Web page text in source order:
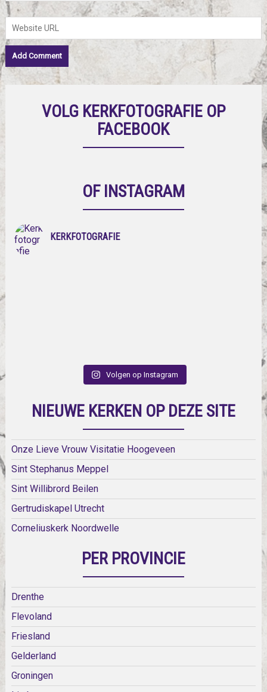
VOLG KERKFOTOGRAFIE OP
FACEBOOK
OF INSTAGRAM
KERKFOTOGRAFIE
Volgen op Instagram
NIEUWE KERKEN OP DEZE SITE
Onze Lieve Vrouw Visitatie Hoogeveen
Sint Stephanus Meppel
Sint Willibrord Beilen
Gertrudiskapel Utrecht
Corneliuskerk Noordwelle
PER PROVINCIE
Drenthe
Flevoland
Friesland
Gelderland
Groningen